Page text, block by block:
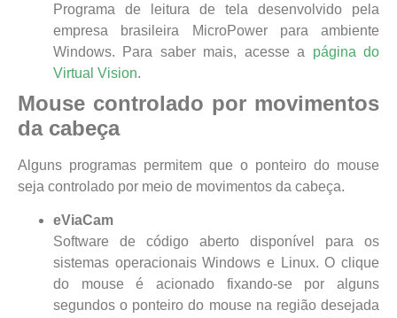
Programa de leitura de tela desenvolvido pela
empresa brasileira MicroPower para ambiente
Windows. Para saber mais, acesse a página do
Virtual Vision.
Mouse controlado por movimentos
da cabeça
Alguns programas permitem que o ponteiro do mouse
seja controlado por meio de movimentos da cabeça.
eViaCam
Software de código aberto disponível para os
sistemas operacionais Windows e Linux. O clique
do mouse é acionado fixando-se por alguns
segundos o ponteiro do mouse na região desejada